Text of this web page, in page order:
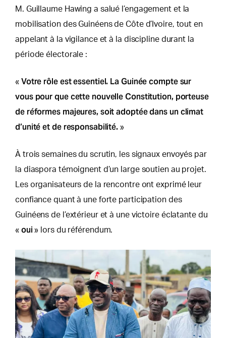
M. Guillaume Hawing a salué l’engagement et la
mobilisation des Guinéens de Côte d’Ivoire, tout en
appelant à la vigilance et à la discipline durant la
période électorale :
« Votre rôle est essentiel. La Guinée compte sur
vous pour que cette nouvelle Constitution, porteuse
de réformes majeures, soit adoptée dans un climat
d’unité et de responsabilité. »
À trois semaines du scrutin, les signaux envoyés par
la diaspora témoignent d’un large soutien au projet.
Les organisateurs de la rencontre ont exprimé leur
confiance quant à une forte participation des
Guinéens de l’extérieur et à une victoire éclatante du
« oui » lors du référendum.